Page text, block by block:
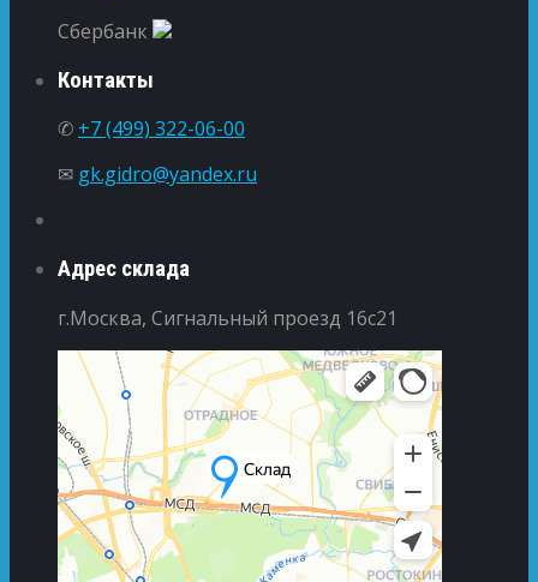
Сбербанк
Контакты
✆ +7 (499) 322-06-00
✉ gk.gidro@yandex.ru
Адрес склада
г.Москва, Сигнальный проезд 16с21